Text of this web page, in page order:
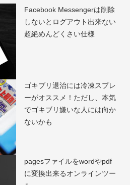
Facebook Messengerは削除
しないとログアウト出来ない
超絶めんどくさい仕様
ゴキブリ退治には冷凍スプレ
ーがオススメ！ただし、本気
でゴキブリ嫌いな人には向か
ないかも
pagesファイルをwordやpdf
に変換出来るオンラインツー